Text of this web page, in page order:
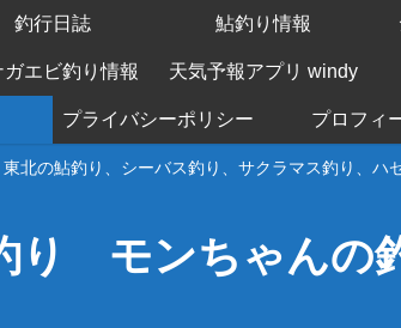
東北の鮎釣り、シーバス釣り、サクラマス釣り、ハ
り モンちゃんの
釣行日誌 鮎釣り情報
ガエビ釣り情報 天気予報アプリ windy
プライバシーポリシー プロフィ